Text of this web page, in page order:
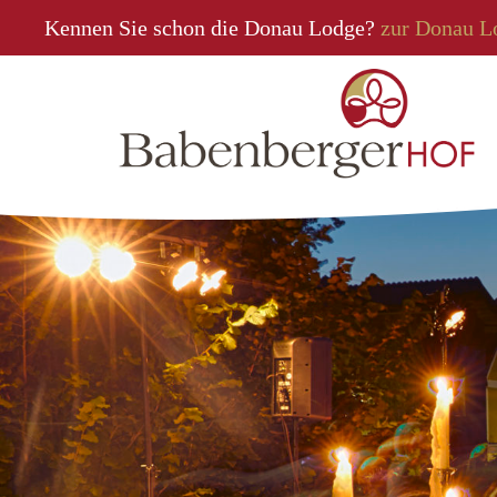
Kennen Sie schon die Donau Lodge? zur Donau